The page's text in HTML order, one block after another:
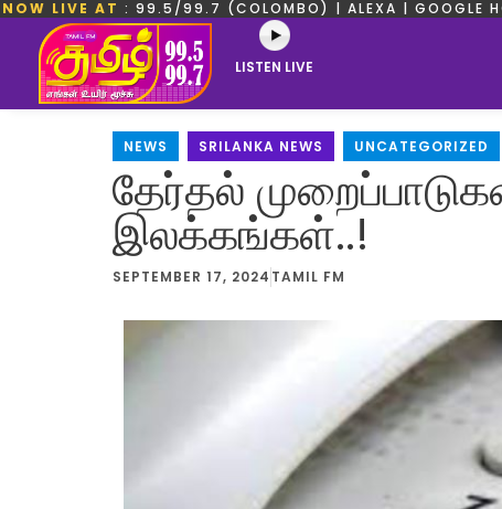
NOW LIVE AT : 99.5/99.7 (COLOMBO) | ALEXA | GOOGLE
LISTEN LIVE
NEWS SRILANKA NEWS UNCATEGORIZED
தேர்தல்
இலக்கங்கள்..!
SEPTEMBER 17, 2024 TAMIL FM